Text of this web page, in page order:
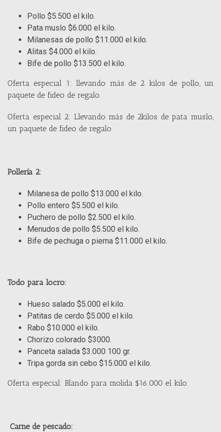
Pollo $5.500 el kilo.
Pata muslo $6.000 el kilo.
Milanesas de pollo $11.000 el kilo.
Alitas $4.000 el kilo.
Bife de pollo $13.500 el kilo.
Oferta especial 1: llevando más de 2 kilos de pollo, un
paquete de fideo de regalo.
Oferta especial 2: Llevando más de 2kilos de pata muslo,
un paquete de fideo de regalo.
Pollería 2:
Milanesa de pollo $13.000 el kilo.
Pollo entero $5.500 el kilo.
Puchero de pollo $2.500 el kilo.
Menudos de pollo $5.500 el kilo.
Bife de pechuga o pierna $11.000 el kilo.
Todo para locro:
Hueso salado $5.000 el kilo.
Patitas de cerdo $5.000 el kilo.
Rabo $10.000 el kilo.
Chorizo colorado $3000.
Panceta salada $3.000 100 gr.
Tripa gorda sin cebo $15.000 el kilo.
Oferta especial: Blando para molida $16.000 el kilo.
Carne de pescado: